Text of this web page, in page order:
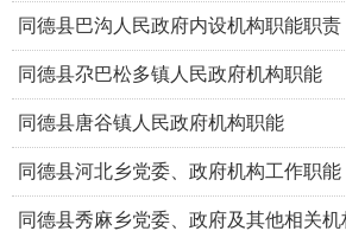
同德县​巴沟人民政府内设机构职能职责
同德县尕巴松多镇人民政府机构职能
同德县唐谷镇人民政府机构职能
同德县河北乡党委、政府机构工作职能
同德县秀麻乡党委、政府及其他相关